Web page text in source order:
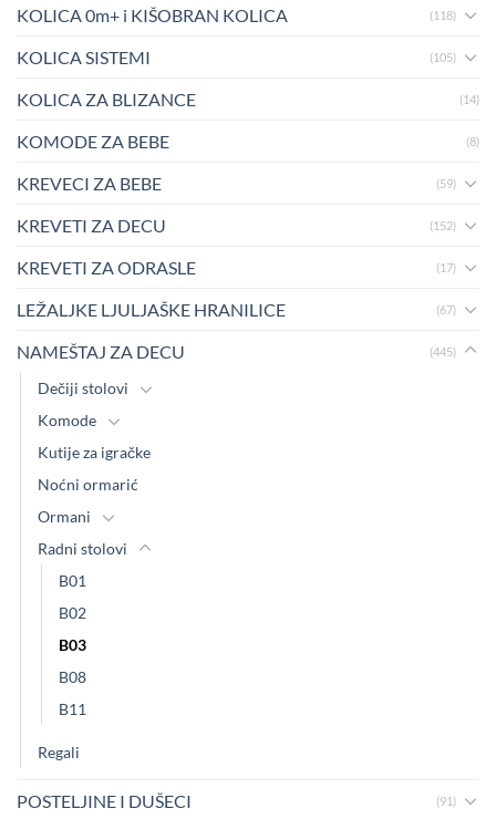
KOLICA 0m+ i KIŠOBRAN KOLICA (118)
KOLICA SISTEMI (105)
KOLICA ZA BLIZANCE (14)
KOMODE ZA BEBE (8)
KREVECI ZA BEBE (59)
KREVETI ZA DECU (152)
KREVETI ZA ODRASLE (17)
LEŽALJKE LJULJAŠKE HRANILICE (67)
NAMEŠTAJ ZA DECU (445)
Dečiji stolovi
Komode
Kutije za igračke
Noćni ormarić
Ormani
Radni stolovi
B01
B02
B03
B08
B11
Regali
POSTELJINE I DUŠECI (91)